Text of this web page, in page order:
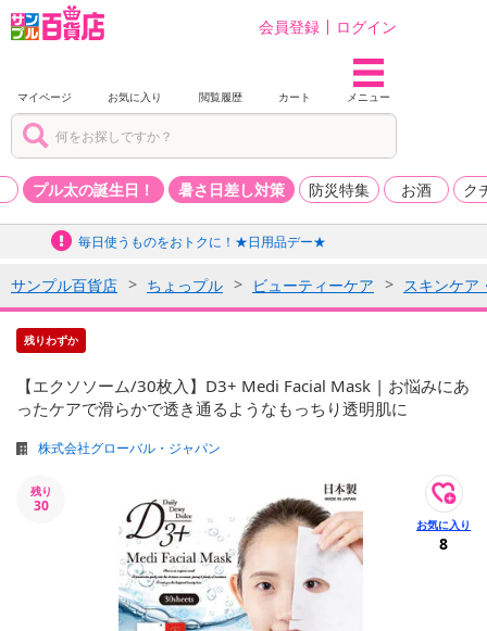
会員登録 ログイン
マイページ お気に入り 閲覧履歴 カート メニュー
プル太の誕生日！ 暑さ日差し対策 防災特集 お酒 ク
毎日使うものをおトクに！★日用品デー★
サンプル百貨店 ちょっプル ビューティーケア スキンケア
残りわずか
【エクソソーム/30枚入】D3+ Medi Facial Mask | お悩みにあ
ったケアで滑らかで透き通るようなもっちり透明肌に
株式会社グローバル・ジャパン
残り
30
8